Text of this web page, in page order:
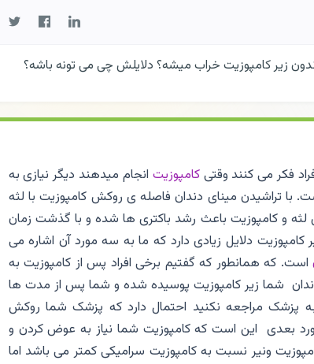
زیر کامپوزیت خراب میشه؟ دلایلش چی می تونه باشه؟
فکر می کنند وقتیکامپوزیت انجام میدهند دیگر نیازی به
با تراشیدن مینای دندان فاصله ی روکش کامپوزیت با لثه
و کامپوزیت باعث رشد باکتری ها شده و با گذشت زمان
دلایل زیادی دارد که ما به سه مورد آن اشاره می
است. که همانطور که گفتیم برخی افراد پس از کامپوزیت به
شما زیر کامپوزیت پوسیده شده و شما پس از مدت ها
پزشک مراجعه نکنید احتمال دارد که پزشک شما روکش
بعدی این است که کامپوزیت شما نیاز به عوض کردن و
ونیر نسبت به کامپوزیت سرامیکی کمتر می باشد اما